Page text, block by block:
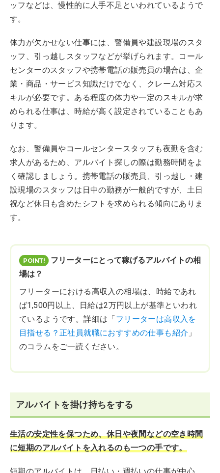
ッフなどは、慢性的に人手不足といわれているようで
す。
体力が欠かせない仕事には、警備員や建設現場のスタ
ッフ、引っ越しスタッフなどが挙げられます。コール
センターのスタッフや携帯電話の販売員の場合は、企
業・商品・サービス知識だけでなく、クレーム対応ス
キルが必要です。ある程度の体力や一定のスキルが求
められる仕事は、時給が高く設定されていることもあ
ります。
なお、警備員やコールセンタースタッフも夜勤を含む
求人があるため、アルバイト探しの際は勤務時間をよ
く確認しましょう。携帯電話の販売員、引っ越し・建
設現場のスタッフは日中の勤務が一般的ですが、土日
祝など休日も含めたシフトを求められる傾向にありま
す。
フリーターにとって稼げるアルバイトの相
場は？
フリーターにおける高収入の相場は、時給であれ
ば1,500円以上、日給は2万円以上が基準といわれ
ているようです。詳細は「 フリーターは高収入を
目指せる？正社員就職におすすめの仕事も紹介 」
のコラムをご一読ください。
アルバイトを掛け持ちをする
生活の安定性を保つため、休日や夜間などの空き時間
に短期のアルバイトを入れるのも一つの手です。